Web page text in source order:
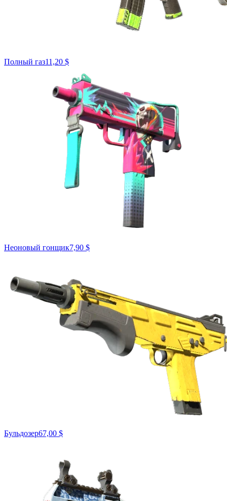
Полный газ11,20 $
Неоновый гонщик7,90 $
Бульдозер67,00 $